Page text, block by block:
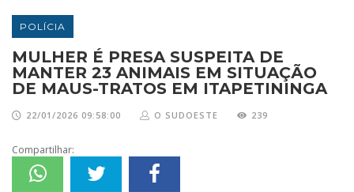
POLÍCIA
MULHER É PRESA SUSPEITA DE
MANTER 23 ANIMAIS EM SITUAÇÃO
DE MAUS-TRATOS EM ITAPETININGA
22/01/2026 09:58:00 O SUDOESTE 239
Compartilhar: